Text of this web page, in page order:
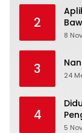
2
8
3 24
4
5